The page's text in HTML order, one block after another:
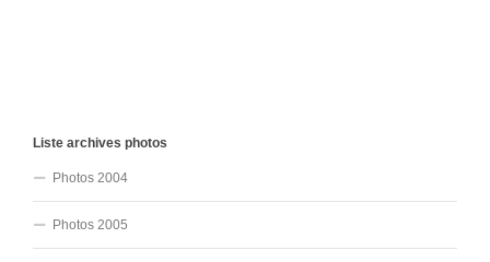
Liste archives photos
Photos 2004
Photos 2005